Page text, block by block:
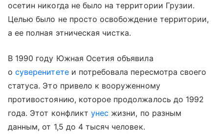
осетин никогда не было на территории Грузии.
Целью было не просто освобождение территории,
а ее полная этническая чистка.
В 1990 году Южная Осетия объявила
осуверенитетеи потребовала пересмотра своего
статуса. Это привело к вооруженному
противостоянию, которое продолжалось до 1992
года. Этот конфликт унес жизни, по разным
данным, от 1,5 до 4 тысяч человек.